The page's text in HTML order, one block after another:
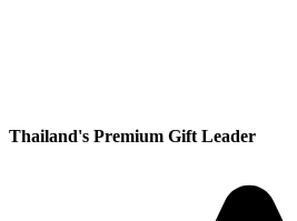
Thailand's Premium Gift Leader